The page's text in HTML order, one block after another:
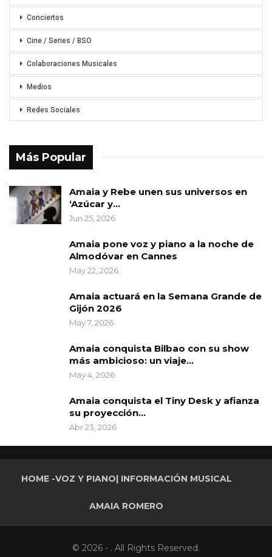
Conciertos
Cine / Series / BSO
Colaboraciones Musicales
Medios
Redes Sociales
Más Popular
Amaia y Rebe unen sus universos en
‘Azúcar y…
Jun 25, 2026
Amaia pone voz y piano a la noche de
Almodóvar en Cannes
May 22, 2026
Amaia actuará en la Semana Grande de
Gijón 2026
May 7, 2026
Amaia conquista Bilbao con su show
más ambicioso: un viaje…
May 4, 2026
Amaia conquista el Tiny Desk y afianza
su proyección…
Abr 23, 2026
HOME -VOZ Y PIANO| INFORMACIÓN MUSICAL
AMAIA ROMERO
© 2026 - . All Rights Reserved.